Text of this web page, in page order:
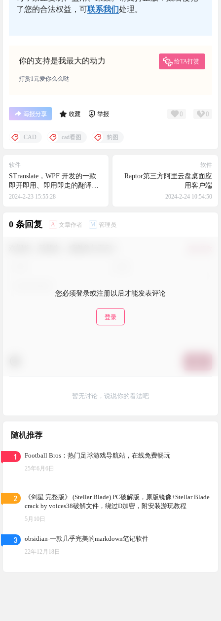
了您的合法权益，可联系我们处理。
你的支持是我最大的动力 给TA打赏
打赏1元爱你么么哒
海报分享 收藏 举报 0 0
CAD cad看图 豹图
软件
STranslate，WPF 开发的一款
即开即用、即用即走的翻译、
OCR工具
2024-2-23 15:55:28
软件
Raptor第三方阿里云盘桌面应
用客户端
2024-2-24 10:54:50
0 条回复 A 文章作者 M 管理员
您必须登录或注册以后才能发表评论
登录
暂无讨论，说说你的看法吧
随机推荐
1 Football Bros：热门足球游戏导航站，在线免费畅玩
25年6月6日
2
《剑星 完整版》 (Stellar Blade) PC破解版，原版镜像+Stellar Blade
crack by voices38破解文件，绕过D加密，附安装游玩教程
5月10日
3 obsidian-一款几乎完美的markdown笔记软件
22年12月18日